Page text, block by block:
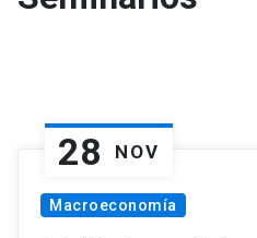
28 NOV
Macroeconomía